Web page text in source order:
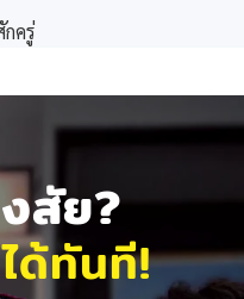
สัย?
ด้ทันที!